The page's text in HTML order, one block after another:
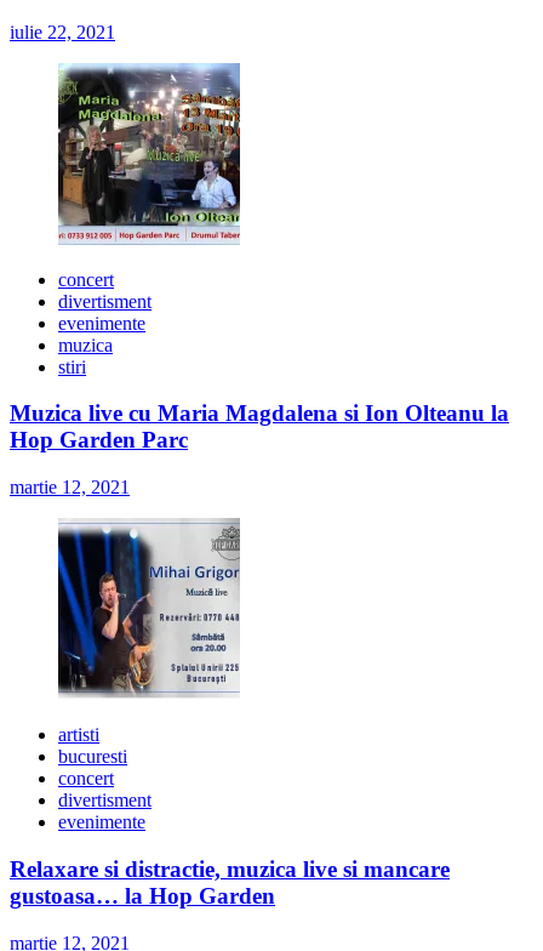
iulie 22, 2021
concert
divertisment
evenimente
muzica
stiri
Muzica live cu Maria Magdalena si Ion Olteanu la
Hop Garden Parc
martie 12, 2021
artisti
bucuresti
concert
divertisment
evenimente
Relaxare si distractie, muzica live si mancare
gustoasa… la Hop Garden
martie 12, 2021